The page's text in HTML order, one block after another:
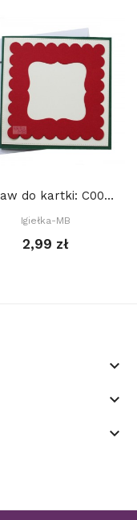
Zestaw do kartki: C004 S10d, Baza 15x15 cm:...
Igiełka-MB
2,99 zł
keyboard_arrow_down
keyboard_arrow_down
keyboard_arrow_down